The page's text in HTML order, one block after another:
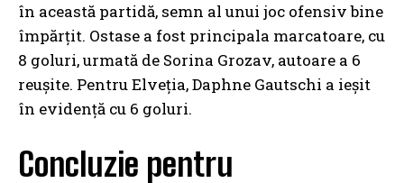
în această partidă, semn al unui joc ofensiv bine
împărțit. Ostase a fost principala marcatoare, cu
8 goluri, urmată de Sorina Grozav, autoare a 6
reușite. Pentru Elveția, Daphne Gautschi a ieșit
în evidență cu 6 goluri.
Concluzie pentru